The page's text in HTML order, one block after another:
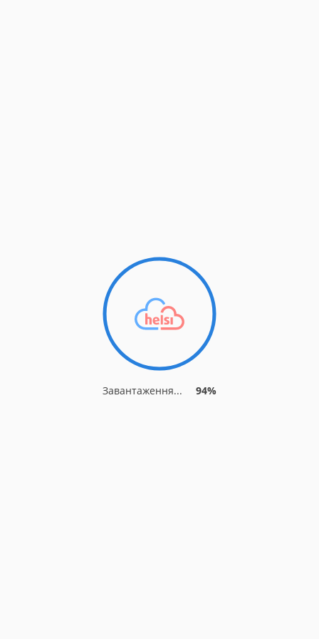
Завантаження... 94%